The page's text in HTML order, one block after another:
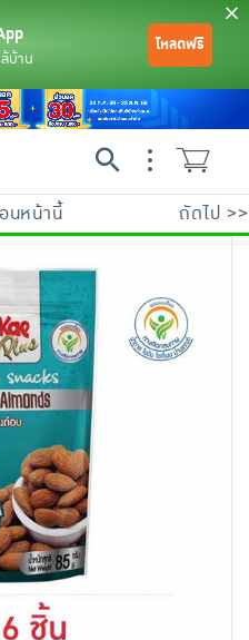
บ้าน
โหลดฟรี
นหน้านี้ ถัดไป >>